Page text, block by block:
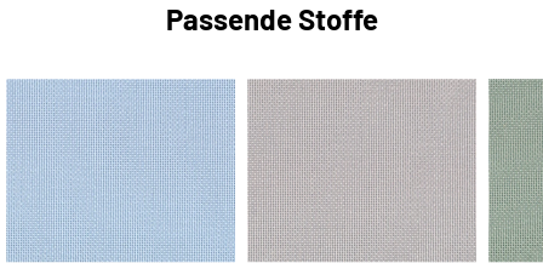
Passende Stoffe